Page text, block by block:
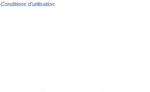
Conditions d'utilisation